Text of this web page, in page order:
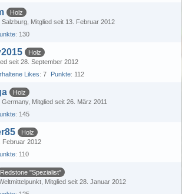
Holz
Mitglied seit 13. Februar 2012
130
Holz
seit 28. September 2012
Likes 7 Punkte 112
Holz
Germany Mitglied seit 26. März 2011
145
Holz
Februar 2012
110
Redstone "Spezialist"
Mitglied seit 28. Januar 2012